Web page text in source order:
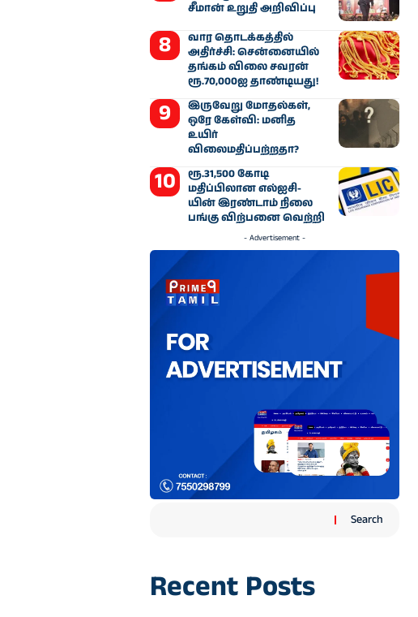
சீமான் உறுதி அறிவிப்பு
வார தொடக்கத்தில்
அதிர்ச்சி: சென்னையில்
தங்கம் விலை சவரன்
ரூ.70,000ஐ தாண்டியது!
இருவேறு மோதல்கள்,
ஒரே கேள்வி: மனித
உயிர்
விலைமதிப்பற்றதா?
ரூ.31,500 கோடி
மதிப்பிலான எல்ஐசி-​
யின் இரண்​டாம் நிலை
பங்கு விற்பனை வெற்றி
- Advertisement -
Search
Recent Posts